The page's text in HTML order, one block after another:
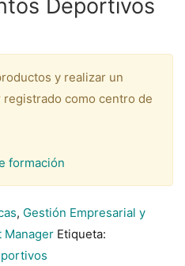
Deportivos
y realizar un
como centro de
formación
, Gestión Empresarial y
Manager Etiqueta: